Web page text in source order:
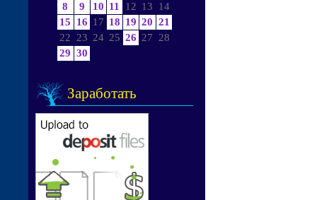
8
9 10 11 12 13
14
15
16 17 18 19 20 21
22
23 24 25 26 27
28
29 30
Заработать